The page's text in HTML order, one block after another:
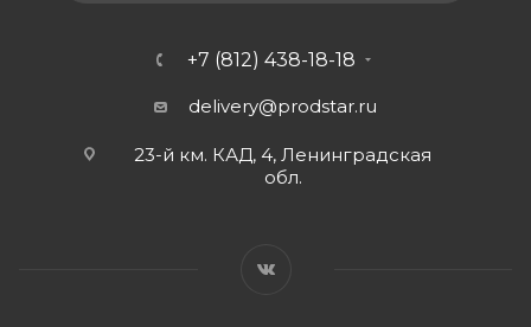
+7 (812) 438-18-18
delivery@prodstar.ru
23-й км. КАД, 4, Ленинградская
обл.